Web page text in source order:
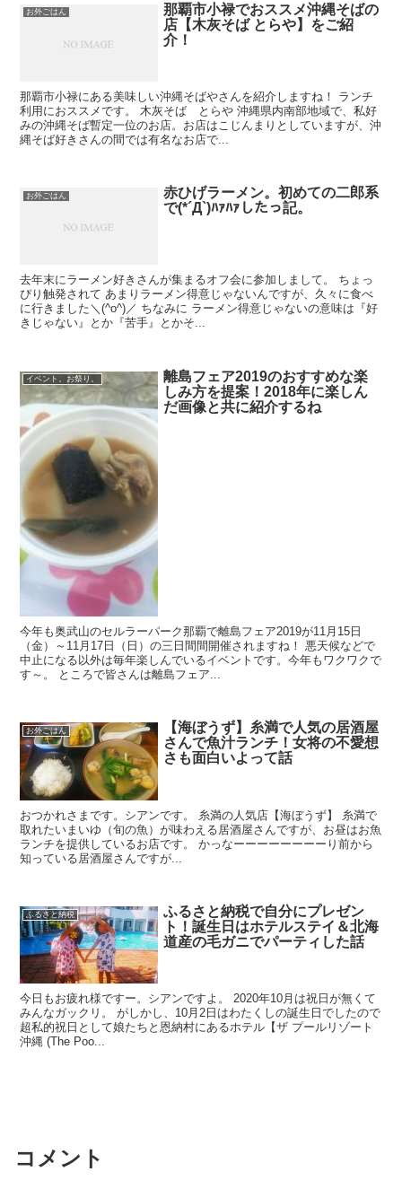
お外ごはん
那覇市小禄でおススメ沖縄そばの
店【木灰そば とらや】をご紹
介！
那覇市小禄にある美味しい沖縄そばやさんを紹介しますね！ ランチ
利用におススメです。 木灰そば とらや 沖縄県内南部地域で、私好
みの沖縄そば暫定一位のお店。お店はこじんまりとしていますが、沖
縄そば好きさんの間では有名なお店で...
お外ごはん
赤ひげラーメン。初めての二郎系
で(*´Д`)ﾊｧﾊｧしたっ記。
去年末にラーメン好きさんが集まるオフ会に参加しまして。 ちょっ
ぴり触発されて あまりラーメン得意じゃないんですが、久々に食べ
に行きました＼(^o^)／ ちなみに ラーメン得意じゃないの意味は『好
きじゃない』とか『苦手』とかそ...
イベント。お祭り。
離島フェア2019のおすすめな楽
しみ方を提案！2018年に楽しん
だ画像と共に紹介するね
今年も奥武山のセルラーパーク那覇で離島フェア2019が11月15日
（金）～11月17日（日）の三日間間開催されますね！ 悪天候などで
中止になる以外は毎年楽しんでいるイベントです。今年もワクワクで
す～。 ところで皆さんは離島フェア...
お外ごはん
【海ぼうず】糸満で人気の居酒屋
さんで魚汁ランチ！女将の不愛想
さも面白いよって話
おつかれさまです。シアンです。 糸満の人気店【海ぼうず】 糸満で
取れたいまいゆ（旬の魚）が味わえる居酒屋さんですが、お昼はお魚
ランチを提供しているお店です。 かっなーーーーーーーーり前から
知っている居酒屋さんですが...
ふるさと納税
ふるさと納税で自分にプレゼン
ト！誕生日はホテルステイ＆北海
道産の毛ガニでパーティした話
今日もお疲れ様ですー。シアンですよ。 2020年10月は祝日が無くて
みんなガックリ。 がしかし、10月2日はわたくしの誕生日でしたので
超私的祝日として娘たちと恩納村にあるホテル【ザ プールリゾート
沖縄 (The Poo...
コメント